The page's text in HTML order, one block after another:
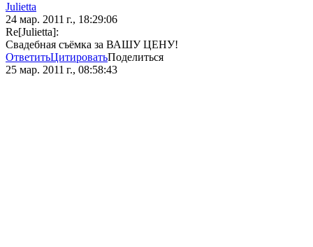
Julietta
24 мар. 2011 г., 18:29:06
Re[Julietta]:
Свадебная съёмка за ВАШУ ЦЕНУ!
ОтветитьЦитироватьПоделиться
25 мар. 2011 г., 08:58:43